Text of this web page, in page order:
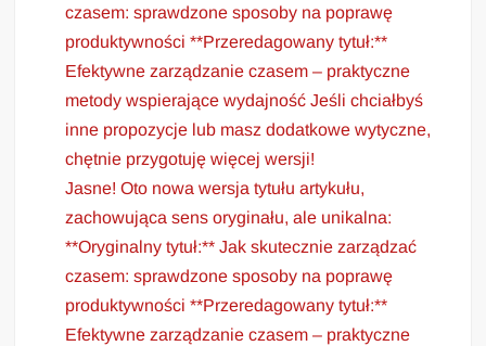
czasem: sprawdzone sposoby na poprawę
produktywności **Przeredagowany tytuł:**
Efektywne zarządzanie czasem – praktyczne
metody wspierające wydajność Jeśli chciałbyś
inne propozycje lub masz dodatkowe wytyczne,
chętnie przygotuję więcej wersji!
Jasne! Oto nowa wersja tytułu artykułu,
zachowująca sens oryginału, ale unikalna:
**Oryginalny tytuł:** Jak skutecznie zarządzać
czasem: sprawdzone sposoby na poprawę
produktywności **Przeredagowany tytuł:**
Efektywne zarządzanie czasem – praktyczne